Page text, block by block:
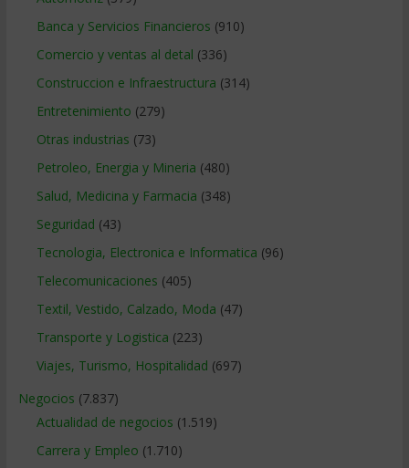
Banca y Servicios Financieros (910)
Comercio y ventas al detal (336)
Construccion e Infraestructura (314)
Entretenimiento (279)
Otras industrias (73)
Petroleo, Energia y Mineria (480)
Salud, Medicina y Farmacia (348)
Seguridad (43)
Tecnologia, Electronica e Informatica (96)
Telecomunicaciones (405)
Textil, Vestido, Calzado, Moda (47)
Transporte y Logistica (223)
Viajes, Turismo, Hospitalidad (697)
Negocios (7.837)
Actualidad de negocios (1.519)
Carrera y Empleo (1.710)